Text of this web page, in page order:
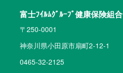
富士ﾌｲﾙﾑｸﾞﾙｰﾌﾟ健康保険組合
〒250-0001
神奈川県小田原市扇町2-12-1
0465-32-2125